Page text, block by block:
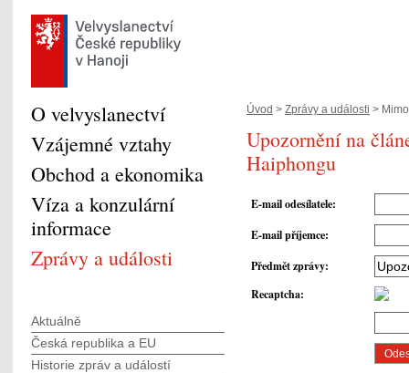
Úvod > Zprávy a události >
Upozornění na
Haiphongu
E-mail odesílatele:
E-mail příjemce:
Předmět zprávy:
Recaptcha:
O velvyslanectví
Vzájemné vztahy
Obchod a ekonomika
Víza a konzulární
informace
Zprávy a události
Aktuálně
Česká republika a EU
Historie zpráv a událostí